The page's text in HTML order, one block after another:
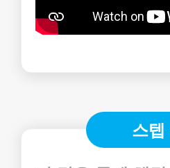
스텝